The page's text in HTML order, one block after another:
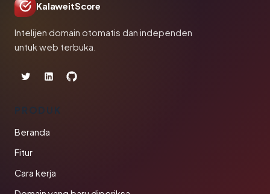
KalaweitScore
Intelijen domain otomatis dan independen
untuk web terbuka.
PRODUK
Beranda
Fitur
Cara kerja